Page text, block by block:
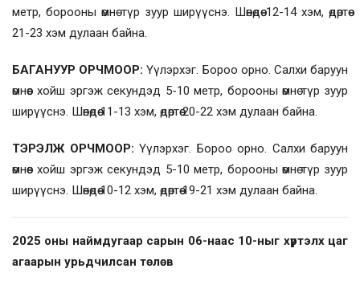
метр, борооны өмнө түр зуур ширүүснэ. Шөнөдөө 12-14 хэм, өдөртөө
21-23 хэм дулаан байна.
БАГАНУУР ОРЧМООР: Үүлэрхэг. Бороо орно. Салхи баруун
өмнөөс хойш эргэж секундэд 5-10 метр, борооны өмнө түр зуур
ширүүснэ. Шөнөдөө 11-13 хэм, өдөртөө 20-22 хэм дулаан байна.
ТЭРЭЛЖ ОРЧМООР: Үүлэрхэг. Бороо орно. Салхи баруун
өмнөөс хойш эргэж секундэд 5-10 метр, борооны өмнө түр зуур
ширүүснэ. Шөнөдөө 10-12 хэм, өдөртөө 19-21 хэм дулаан байна.
2025 оны наймдугаар сарын 06-наас 10-ныг хүртэлх цаг
агаарын урьдчилсан төлөв